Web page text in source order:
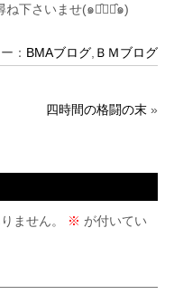
ね下さいませ(๑･̑◡･̑๑)
： BMAブログ ＢＭブログ
四時間の格闘の末 »
ません。 ※ が付いてい